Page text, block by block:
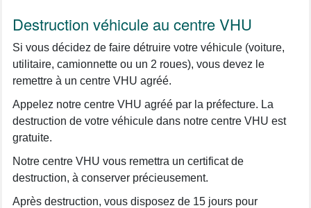
Destruction véhicule au centre VHU
Si vous décidez de faire détruire votre véhicule (voiture,
utilitaire, camionnette ou un 2 roues), vous devez le
remettre à un centre VHU agréé.
Appelez notre centre VHU agréé par la préfecture. La
destruction de votre véhicule dans notre centre VHU est
gratuite.
Notre centre VHU vous remettra un certificat de
destruction, à conserver précieusement.
Après destruction, vous disposez de 15 jours pour